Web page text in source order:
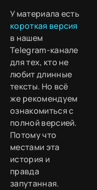
У материала есть
короткая версия
в нашем
Telegram-канале
для тех, кто не
любит длинные
тексты. Но всё
же рекомендуем
ознакомиться с
полной версией.
Потому что
местами эта
история и
правда
запутанная.